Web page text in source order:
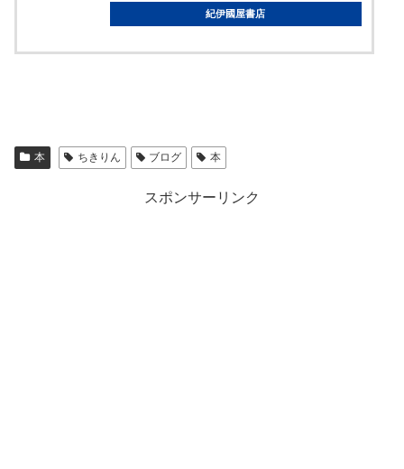
紀伊國屋書店
本 ちきりん ブログ 本
スポンサーリンク